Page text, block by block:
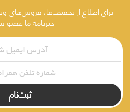
برای اطلاع از تخفیف‌ها، فروش‌های
خبرنامه ما عضو
ثبت‌نام